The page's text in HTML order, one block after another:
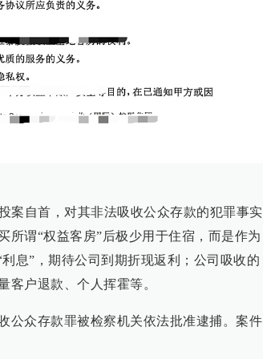
案自首，对其非法吸收公众存款的犯罪事实
所谓“权益客房”后极少用于住宿，而是作为
息”，期待公司到期折现返利；公司吸收的
客户退款、个人挥霍等。
公众存款罪被检察机关依法批准逮捕。案件